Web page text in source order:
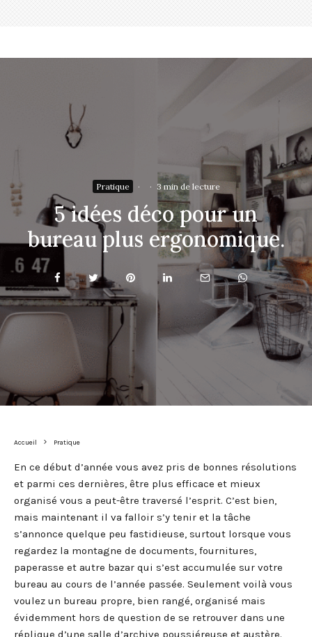
Pratique · · 3 min de lecture
5 idées déco pour un
bureau plus ergonomique.
Accueil Pratique
En ce début d’année vous avez pris de bonnes résolutions
et parmi ces dernières, être plus efficace et mieux
organisé vous a peut-être traversé l’esprit. C’est bien,
mais maintenant il va falloir s’y tenir et la tâche
s’annonce quelque peu fastidieuse, surtout lorsque vous
regardez la montagne de documents, fournitures,
paperasse et autre bazar qui s’est accumulée sur votre
bureau au cours de l’année passée. Seulement voilà vous
voulez un bureau propre, bien rangé, organisé mais
évidemment hors de question de se retrouver dans une
réplique d’une salle d’archive poussiéreuse et austère.